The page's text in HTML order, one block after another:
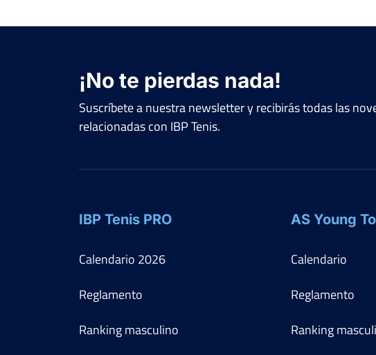
¡No te pierdas nada!
Suscríbete a nuestra newsletter y recibirás todas las
relacionadas con IBP Tenis.
IBP Tenis PRO
Calendario 2026
Reglamento
Ranking masculino
AS Young
Calendario
Reglamento
Ranking